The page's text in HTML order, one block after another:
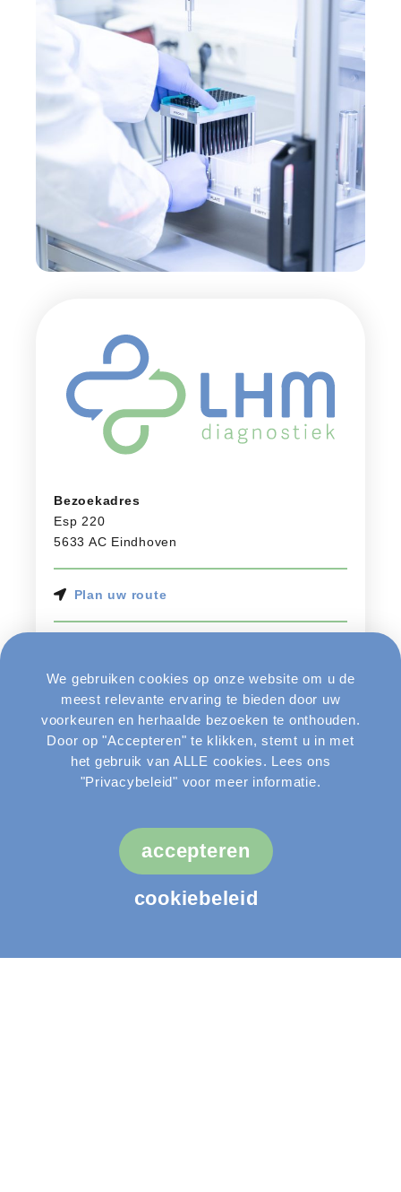
Bezoekadres
Esp 220
5633 AC Eindhoven
Plan uw route
Za – Zo
Gesloten
040 – 311 49 97
Stuur een bericht
Handige links
We gebruiken cookies op onze website om u de
meest relevante ervaring te bieden door uw
voorkeuren en herhaalde bezoeken te onthouden.
Door op "Accepteren" te klikken, stemt u in met
het gebruik van ALLE cookies. Lees ons
"Privacybeleid" voor meer informatie.
accepteren
cookiebeleid